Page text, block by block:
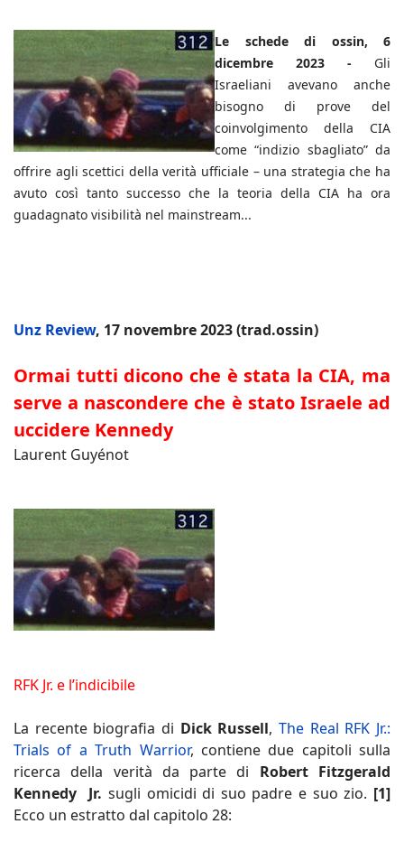
Le schede di ossin, 6
dicembre 2023 - Gli
Israeliani avevano anche
bisogno di prove del
coinvolgimento della CIA
come “indizio sbagliato” da
offrire agli scettici della verità ufficiale – una strategia che ha
avuto così tanto successo che la teoria della CIA ha ora
guadagnato visibilità nel mainstream...
Unz Review, 17 novembre 2023 (trad.ossin)
Ormai tutti dicono che è stata la CIA, ma
serve a nascondere che è stato Israele ad
uccidere Kennedy
Laurent Guyénot
RFK Jr. e l’indicibile
La recente biografia di Dick Russell,The Real RFK Jr.:
Trials of a Truth Warrior, contiene due capitoli sulla
ricerca della verità da parte di Robert Fitzgerald
Kennedy Jr. sugli omicidi di suo padre e suo zio. [1]
Ecco un estratto dal capitolo 28: